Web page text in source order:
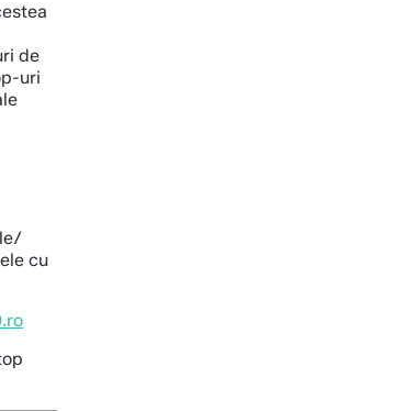
de
uri
cu